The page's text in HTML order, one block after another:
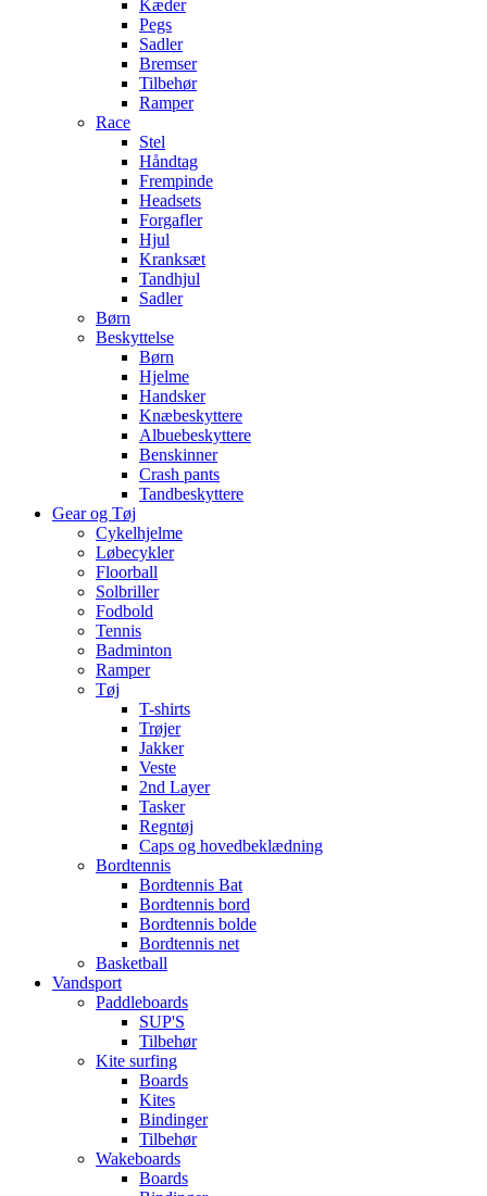
Kæder
Pegs
Sadler
Bremser
Tilbehør
Ramper
Race
Stel
Håndtag
Frempinde
Headsets
Forgafler
Hjul
Kranksæt
Tandhjul
Sadler
Børn
Beskyttelse
Børn
Hjelme
Handsker
Knæbeskyttere
Albuebeskyttere
Benskinner
Crash pants
Tandbeskyttere
Gear og Tøj
Cykelhjelme
Løbecykler
Floorball
Solbriller
Fodbold
Tennis
Badminton
Ramper
Tøj
T-shirts
Trøjer
Jakker
Veste
2nd Layer
Tasker
Regntøj
Caps og hovedbeklædning
Bordtennis
Bordtennis Bat
Bordtennis bord
Bordtennis bolde
Bordtennis net
Basketball
Vandsport
Paddleboards
SUP'S
Tilbehør
Kite surfing
Boards
Kites
Bindinger
Tilbehør
Wakeboards
Boards